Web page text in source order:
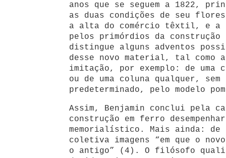
anos que se seguem a 1822,
as duas condições de seu
a alta do comércio têxtil, e a
pelos primórdios da
distingue alguns adventos
desse novo material, tal como
imitação, por exemplo: de uma
ou de uma coluna qualquer,
predeterminado, pelo modelo
Assim, Benjamin conclui pela
construção em ferro
memorialístico. Mais ainda:
coletiva imagens “em que o
o antigo” (4). O filósofo